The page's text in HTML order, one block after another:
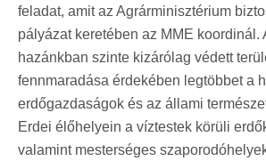
feladat, amit az Agrárminisztérium
pályázat keretében az MME koordinál.
hazánkban szinte kizárólag védett
fennmaradása érdekében legtöbbet a
erdőgazdaságok és az állami
Erdei élőhelyein a víztestek körüli
valamint mesterséges